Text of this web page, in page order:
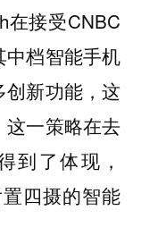
在接受CNBC
中档智能手机
新功能，这
一策略在去
到了体现，
四摄的智能